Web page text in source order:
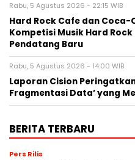
Rabu, 5 Agustus 2026 - 22:15 WIB
Hard Rock Cafe dan Coca-
Kompetisi Musik Hard
Pendatang Baru
Rabu, 5 Agustus 2026 - 14:00 WIB
Laporan Cision
Fragmentasi Data’ yang
BERITA TERBARU
Pers Rilis